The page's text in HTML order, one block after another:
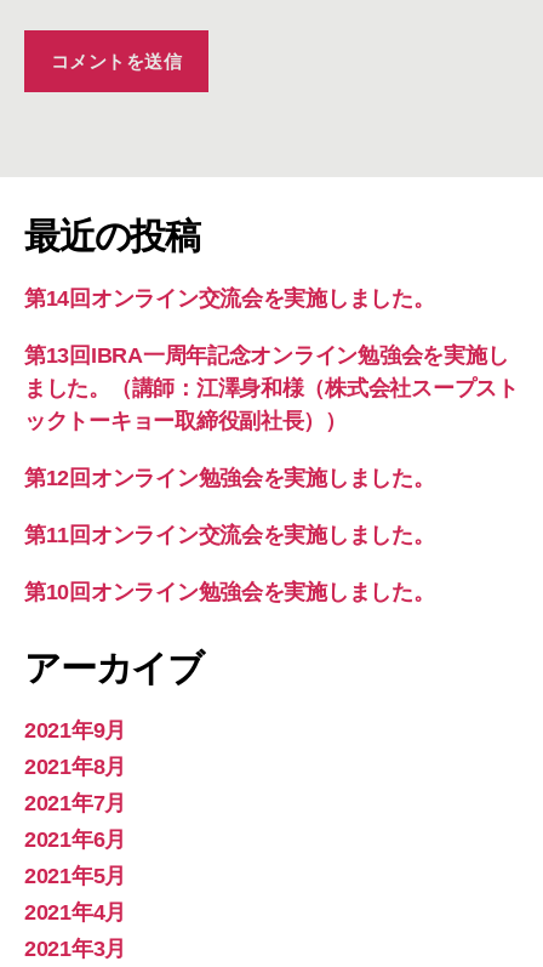
最近の投稿
第14回オンライン交流会を実施しました。
第13回IBRA一周年記念オンライン勉強会を実施し
ました。（講師：江澤身和様（株式会社スープスト
ックトーキョー取締役副社長））
第12回オンライン勉強会を実施しました。
第11回オンライン交流会を実施しました。
第10回オンライン勉強会を実施しました。
アーカイブ
2021年9月
2021年8月
2021年7月
2021年6月
2021年5月
2021年4月
2021年3月